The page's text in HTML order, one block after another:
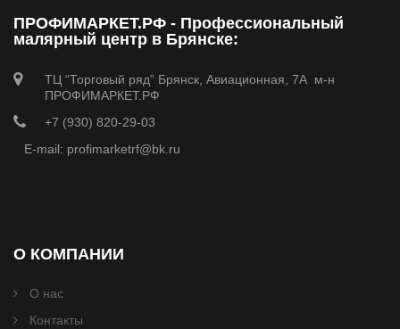
ПРОФИМАРКЕТ.РФ - Профессиональный
малярный центр в Брянске:
ТЦ “Торговый ряд” Брянск, Авиационная, 7А м-н
ПРОФИМАРКЕТ.РФ
+7 (930) 820-29-03
E-mail: profimarketrf@bk.ru
О КОМПАНИИ
О нас
Контакты